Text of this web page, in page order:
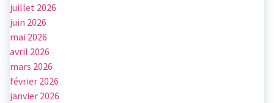
juillet 2026
juin 2026
mai 2026
avril 2026
mars 2026
février 2026
janvier 2026